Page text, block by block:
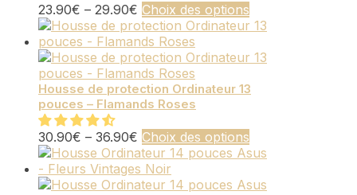
23.90€ – 29.90€ Choix des options
produit
plusieurs
Les
choisies
la
Housse de protection Ordinateur 13
pouces – Flamands Roses
30.90€ – 36.90€ Choix des options
produit
plusieurs